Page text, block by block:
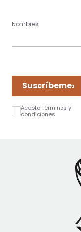
Nombres
Suscríbeme›
Acepto Términos y
condiciones